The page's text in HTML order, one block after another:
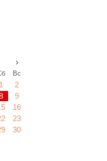
›
Вс
1
2
9
16
23
30